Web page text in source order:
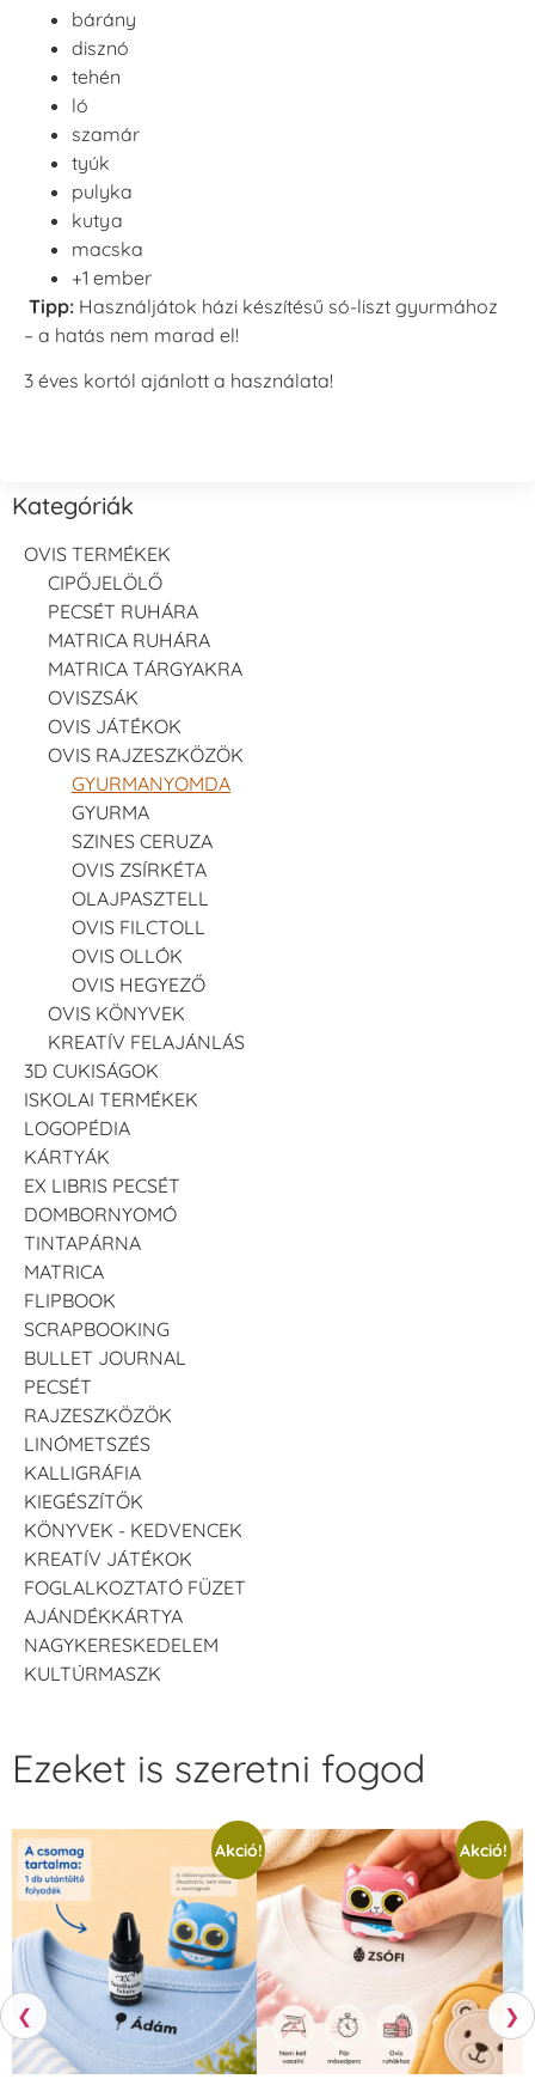
bárány
disznó
tehén
ló
szamár
tyúk
pulyka
kutya
macska
+1 ember
Tipp: Használjátok házi készítésű só-liszt gyurmához
– a hatás nem marad el!
3 éves kortól ajánlott a használata!
Kategóriák
OVIS TERMÉKEK
CIPŐJELÖLŐ
PECSÉT RUHÁRA
MATRICA RUHÁRA
MATRICA TÁRGYAKRA
OVISZSÁK
OVIS JÁTÉKOK
OVIS RAJZESZKÖZÖK
GYURMANYOMDA
GYURMA
SZINES CERUZA
OVIS ZSÍRKÉTA
OLAJPASZTELL
OVIS FILCTOLL
OVIS OLLÓK
OVIS HEGYEZŐ
OVIS KÖNYVEK
KREATÍV FELAJÁNLÁS
3D CUKISÁGOK
ISKOLAI TERMÉKEK
LOGOPÉDIA
KÁRTYÁK
EX LIBRIS PECSÉT
DOMBORNYOMÓ
TINTAPÁRNA
MATRICA
FLIPBOOK
SCRAPBOOKING
BULLET JOURNAL
PECSÉT
RAJZESZKÖZÖK
LINÓMETSZÉS
KALLIGRÁFIA
KIEGÉSZÍTŐK
KÖNYVEK - KEDVENCEK
KREATÍV JÁTÉKOK
FOGLALKOZTATÓ FÜZET
AJÁNDÉKKÁRTYA
NAGYKERESKEDELEM
KULTÚRMASZK
❮
Ezeket is szeretni fogod
Akció! Akció!
❯